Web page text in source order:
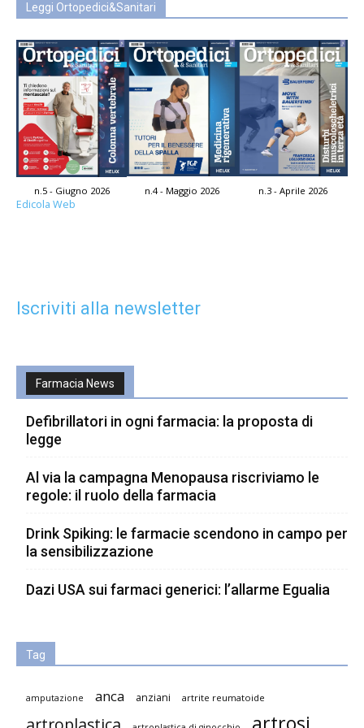
Leggi Ortopedici&Sanitari
n.5 - Giugno 2026 n.4 - Maggio 2026 n.3 - Aprile 2026
Edicola Web
Iscriviti alla newsletter
Farmacia News
Defibrillatori in ogni farmacia: la proposta di
legge
Al via la campagna Menopausa riscriviamo le
regole: il ruolo della farmacia
Drink Spiking: le farmacie scendono in campo per
la sensibilizzazione
Dazi USA sui farmaci generici: l’allarme Egualia
Tag
amputazione anca anziani artrite reumatoide